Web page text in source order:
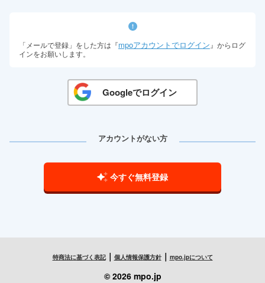
「メールで登録」をした方は『mpoアカウントでログイン 』からログ
インをお願いします。
Googleでログイン
アカウントがない方
今すぐ無料登録
特商法に基づく表記｜ 個人情報保護方針｜ mpo.jpについて
© 2026 mpo.jp